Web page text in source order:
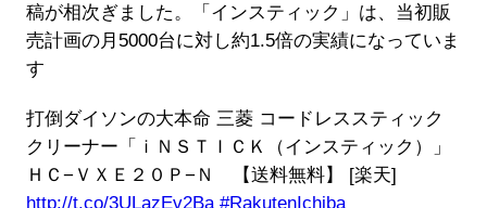
稿が相次ぎました。「インスティック」は、当初販
売計画の月5000台に対し約1.5倍の実績になっていま
す
打倒ダイソンの大本命 三菱 コードレススティック
クリーナー「ｉＮＳＴＩＣＫ（インスティック）」
ＨＣ−ＶＸＥ２０Ｐ−Ｎ 【送料無料】 [楽天]
http://t.co/3ULazEv2Ba #RakutenIchiba